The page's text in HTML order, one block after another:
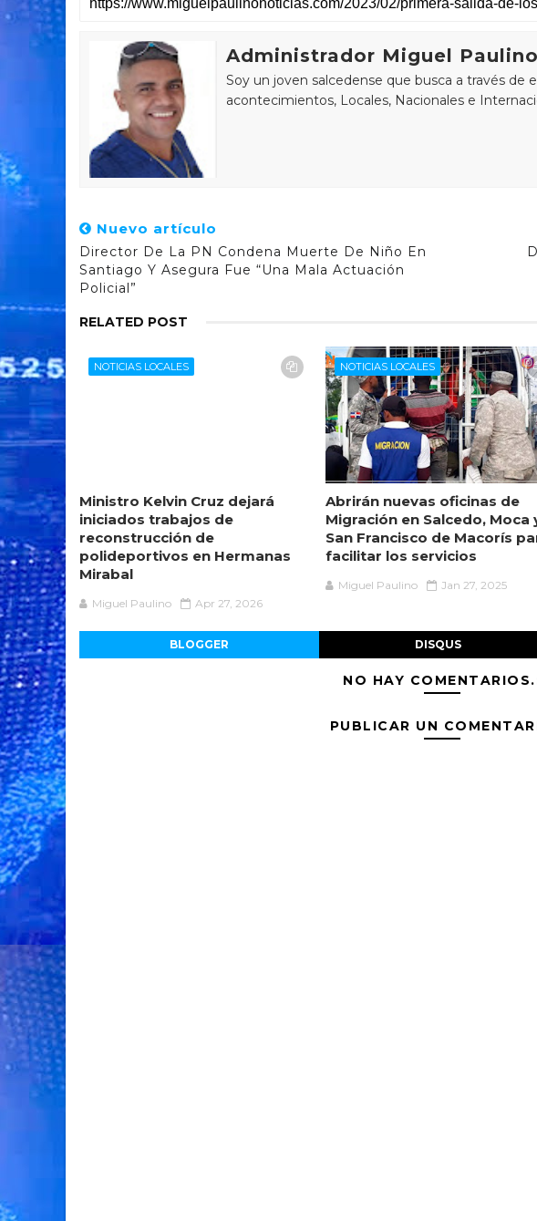
Administrador Miguel Paulino
Soy un joven salcedense que busca a través de
acontecimientos, Locales, Nacionales e
Nuevo artículo
Director De La PN Condena Muerte De Niño En
Santiago Y Asegura Fue “una Mala Actuación
Policial”
RELATED POST
NOTICIAS LOCALES
Ministro Kelvin Cruz dejará
iniciados trabajos de
reconstrucción de
polideportivos en Hermanas
Mirabal
Miguel Paulino Apr 27, 2026
NOTICIAS LOCALES
Abrirán nuevas oficinas de
Migración en Salcedo, Moca
San Francisco de Macorís
facilitar los servicios
Miguel Paulino Jan 27, 2025
BLOGGER DISQUS
NO HAY
PUBLICAR UN